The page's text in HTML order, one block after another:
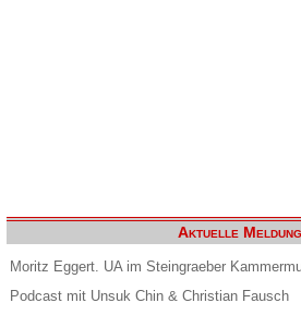
Aktuelle
Moritz Eggert. UA im Steingraeber
Podcast mit Unsuk Chin & Christian Fausch